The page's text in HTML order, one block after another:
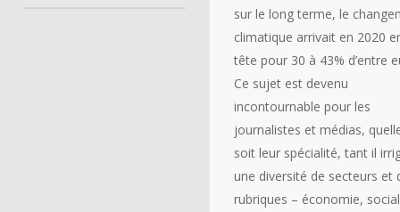
sur le long terme, le
climatique arrivait en 2020
tête pour 30 à 43% d’entre
Ce sujet est devenu
incontournable pour les
journalistes et médias,
soit leur spécialité, tant il
une diversité de secteurs et
rubriques – économie,